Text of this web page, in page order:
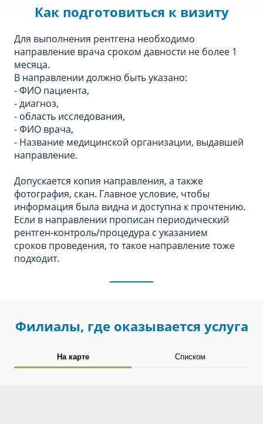
Как подготовиться к визиту
Для выполнения рентгена необходимо
направление врача сроком давности не более 1
месяца.
В направлении должно быть указано:
- ФИО пациента,
- диагноз,
- область исследования,
- ФИО врача,
- Название медицинской организации, выдавшей
направление.
Допускается копия направления, а также
фотография, скан. Главное условие, чтобы
информация была видна и доступна к прочтению.
Если в направлении прописан периодический
рентген-контроль/процедура с указанием
сроков проведения, то такое направление тоже
подходит.
Филиалы, где оказывается услуга
На карте Списком